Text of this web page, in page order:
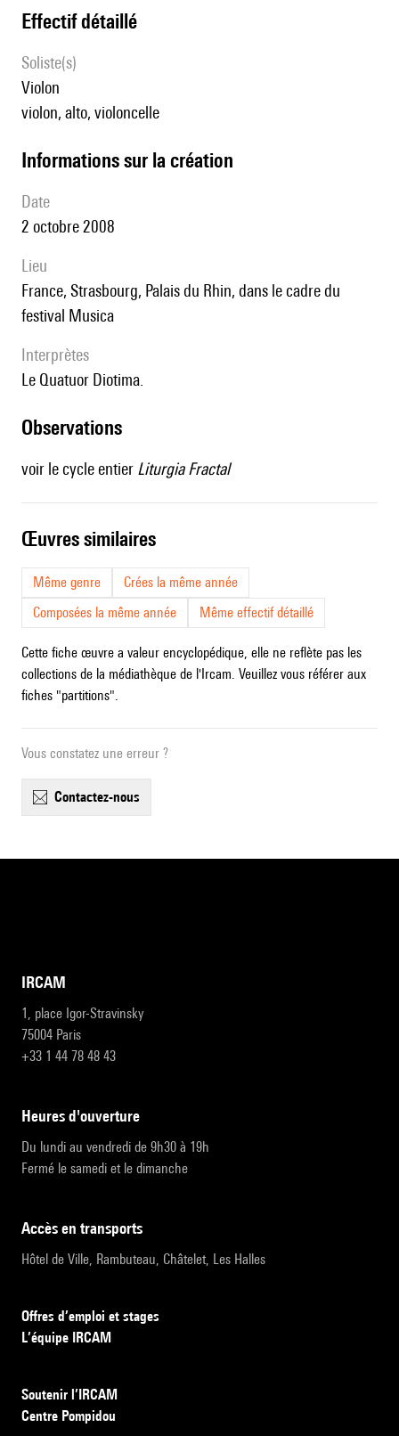
effectif détaillé
Soliste(s)
violon
violon, alto, violoncelle
informations sur la création
date
2 octobre 2008
lieu
France, Strasbourg, Palais du Rhin, dans le cadre du
festival Musica
interprètes
le Quatuor Diotima.
observations
voir le cycle entier Liturgia Fractal
œuvres similaires
Même genre
Crées la même année
Composées la même année
Même effectif détaillé
Cette fiche œuvre a valeur encyclopédique, elle ne reflète pas les
collections de la médiathèque de l'Ircam. Veuillez vous référer aux
fiches "partitions".
Vous constatez une erreur ?
contactez-nous
IRCAM
1, place Igor-Stravinsky
75004 Paris
+33 1 44 78 48 43
heures d'ouverture
Du lundi au vendredi de 9h30 à 19h
Fermé le samedi et le dimanche
accès en transports
Hôtel de Ville, Rambuteau, Châtelet, Les Halles
Offres d’emploi et stages
L’équipe IRCAM
Soutenir l’IRCAM
Centre Pompidou